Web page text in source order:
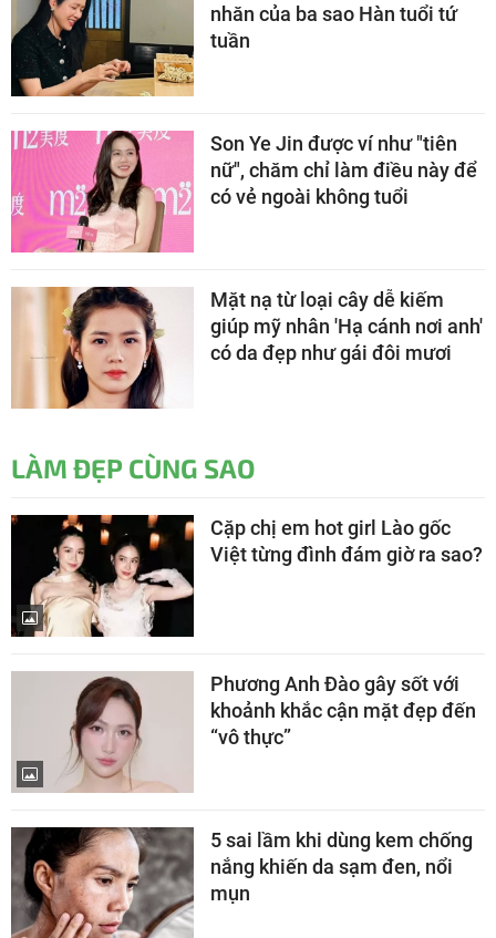
nhăn của ba sao Hàn tuổi tứ
tuần
Son Ye Jin được ví như "tiên
nữ", chăm chỉ làm điều này để
có vẻ ngoài không tuổi
Mặt nạ từ loại cây dễ kiếm
giúp mỹ nhân 'Hạ cánh nơi anh'
có da đẹp như gái đôi mươi
LÀM ĐẸP CÙNG SAO
Cặp chị em hot girl Lào gốc
Việt từng đình đám giờ ra sao?
Phương Anh Đào gây sốt với
khoảnh khắc cận mặt đẹp đến
“vô thực”
5 sai lầm khi dùng kem chống
nắng khiến da sạm đen, nổi
mụn